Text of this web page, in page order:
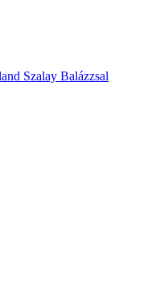
Szalay Balázzsal